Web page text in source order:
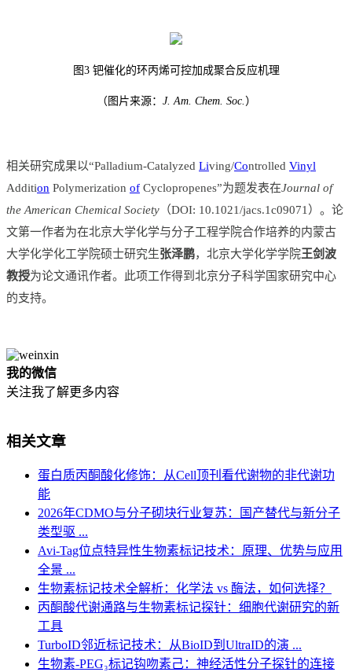
图3 钯催化的环丙烯可控加成聚合反应机理
（图片来源： J. Am. Chem. Soc. ）
相关研究成果以“Palladium-Catalyzed Living/Controlled Vinyl
Addition Polymerization of Cyclopropenes”为题发表在Journal of
the American Chemical Society （DOI: 10.1021/jacs.1c09071）。论
文第一作者为在北京大学化学与分子工程学院合作培养的内蒙古
大学化学化工学院硕士研究生张泽鹏，北京大学化学学院王剑波
教授为论文通讯作者。此项工作得到北京分子科学国家研究中心
的支持。
我的微信
关注我了解更多内容
相关文章
蛋白质丙酮酸化修饰：从Cell顶刊看代谢物的非代谢功
能
2026年CDMO与分子砌块行业复苏：国产替代与新分子
类型驱 ...
Avi-Tag位点特异性生物素标记技术：原理、优势与应用
全景 ...
生物素标记技术全解析：化学法 vs 酶法，如何选择？
丙酮酸代谢通路与生物素标记探针：细胞代谢研究的新
工具
TurboID邻近标记技术：从BioID到UltraID的演 ...
生物素-PEG₃标记钩吻素己：神经活性分子探针的连接